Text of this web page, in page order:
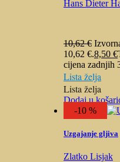
Hans Dieter
10,62€
10,62 €.8,50 €
cijena zadnjih
Lista želja
Lista želja
Dodaj u
-10 %
Uzgajanje gljiva
Zlatko Lisjak